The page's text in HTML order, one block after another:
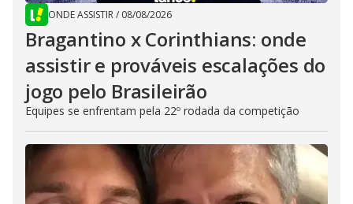
ONDE ASSISTIR/ 08/08/2026
Bragantino x Corinthians: onde
assistir e prováveis escalações do
jogo pelo Brasileirão
Equipes se enfrentam pela 22º rodada da competição